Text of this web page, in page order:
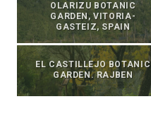
OLARIZU BOTANIC
GARDEN, VITORIA-
GASTEIZ, SPAIN
EL CASTILLEJO BOTANIC
GARDEN. RAJBEN